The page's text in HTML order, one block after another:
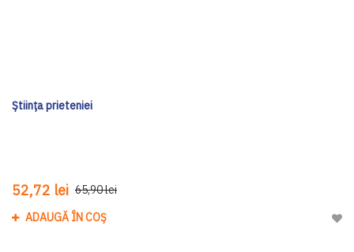
Știința prieteniei
52,72 lei 65,90 lei
ADAUGĂ ÎN COȘ